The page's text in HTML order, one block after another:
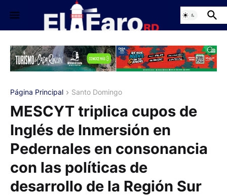
Página Principal Santo Domingo
MESCYT triplica cupos de
Inglés de Inmersión en
Pedernales en consonancia
con las políticas de
desarrollo de la Región Sur